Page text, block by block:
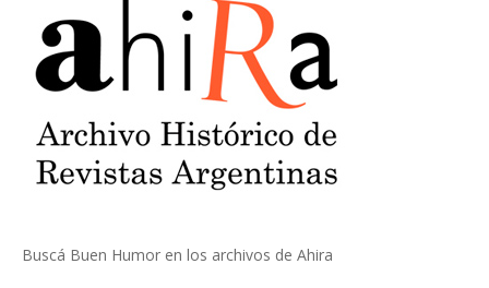
Buscá Buen Humor en los archivos de Ahira